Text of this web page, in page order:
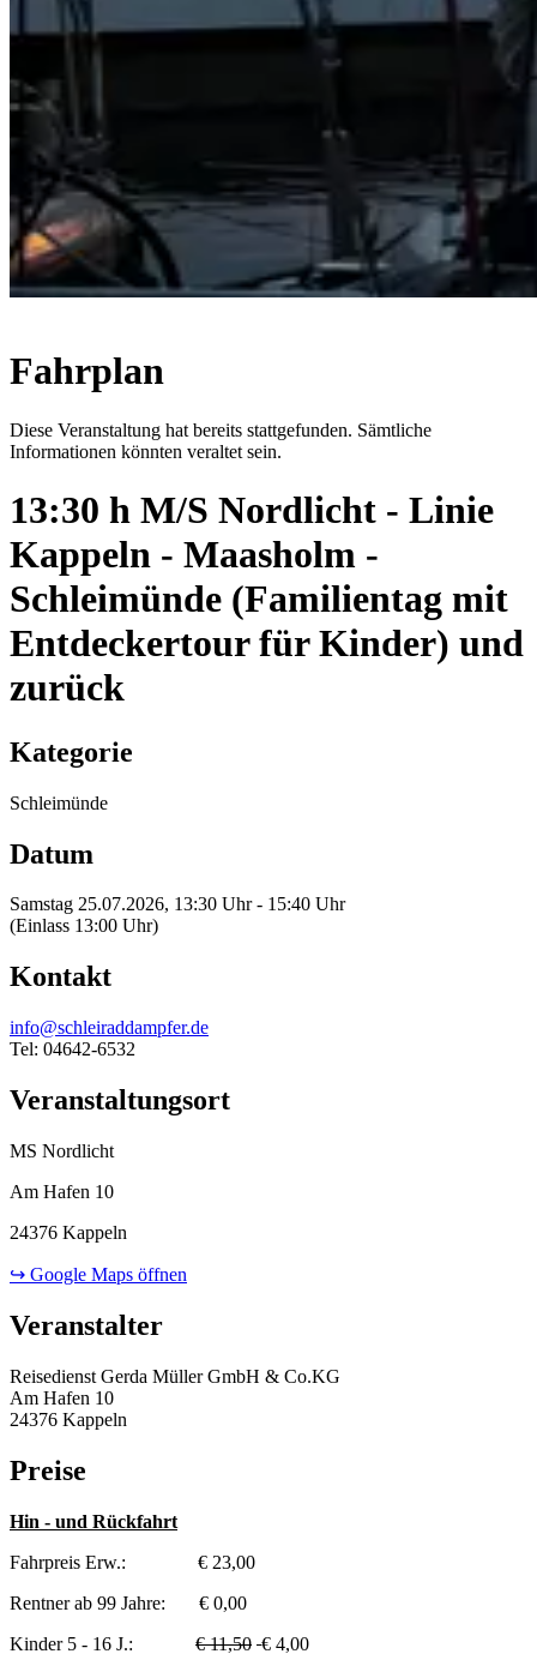
Fahrplan
Diese Veranstaltung hat bereits stattgefunden. Sämtliche
Informationen könnten veraltet sein.
13:30 h M/S Nordlicht - Linie
Kappeln - Maasholm -
Schleimünde (Familientag mit
Entdeckertour für Kinder) und
zurück
Kategorie
Schleimünde
Datum
Samstag 25.07.2026, 13:30 Uhr - 15:40 Uhr
(Einlass 13:00 Uhr)
Kontakt
info@schleiraddampfer.de
Tel: 04642-6532
Veranstaltungsort
MS Nordlicht
Am Hafen 10
24376 Kappeln
↪ Google Maps öffnen
Veranstalter
Reisedienst Gerda Müller GmbH & Co.KG
Am Hafen 10
24376 Kappeln
Preise
Hin - und Rückfahrt
Fahrpreis Erw.: € 23,00
Rentner ab 99 Jahre: € 0,00
Kinder 5 - 16 J.: € 11,50 € 4,00